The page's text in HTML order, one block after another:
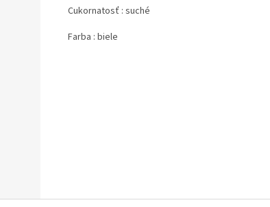
Cukornatosť : suché
Farba : biele